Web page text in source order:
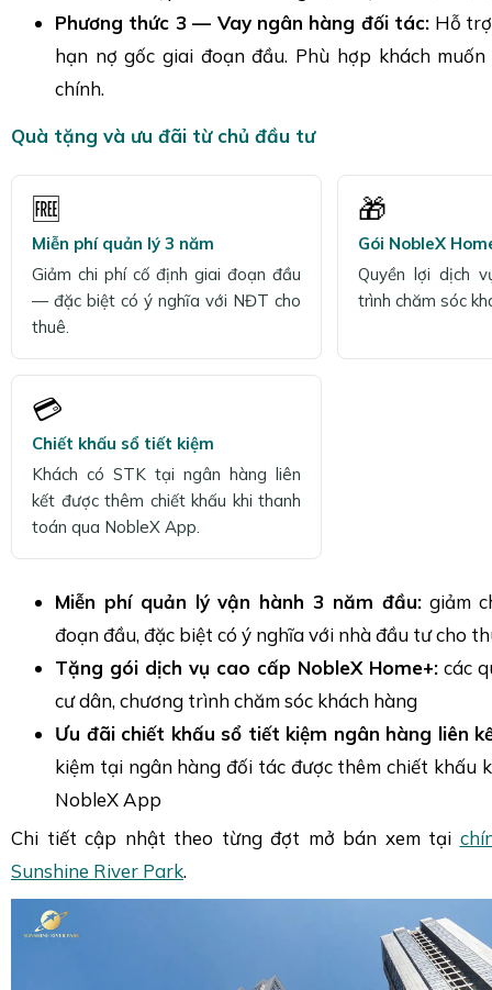
Phương thức 3 — Vay ngân hàng đối tác: Hỗ
hạn nợ gốc giai đoạn đầu. Phù hợp khách
chính.
Quà tặng và ưu đãi từ chủ đầu tư
🆓
Miễn phí quản lý 3 năm
Giảm chi phí cố định giai đoạn đầu
— đặc biệt có ý nghĩa với NĐT cho
thuê.
🎁
Gói NobleX
Quyền lợi dịch
trình chăm sóc
💳
Chiết khấu sổ tiết kiệm
Khách có STK tại ngân hàng liên
kết được thêm chiết khấu khi thanh
toán qua NobleX App.
Miễn phí quản lý vận hành 3 năm đầu:giảm
đoạn đầu, đặc biệt có ý nghĩa với nhà đầu tư cho
Tặng gói dịch vụ cao cấp NobleX Home+: các
cư dân, chương trình chăm sóc khách hàng
Ưu đãi chiết khấu sổ tiết kiệm ngân hàng liên
kiệm tại ngân hàng đối tác được thêm chiết khấu
NobleX App
Chi tiết cập nhật theo từng đợt mở bán xem tại
Sunshine River Park.